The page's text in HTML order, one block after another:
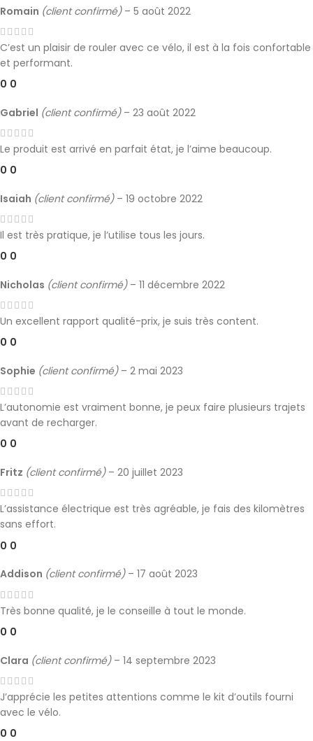
Romain (client confirmé) – 5 août 2022
C’est un plaisir de rouler avec ce vélo, il est à la fois confortable
et performant.
0 0
Gabriel (client confirmé) – 23 août 2022
Le produit est arrivé en parfait état, je l’aime beaucoup.
0 0
Isaiah (client confirmé) – 19 octobre 2022
Il est très pratique, je l’utilise tous les jours.
0 0
Nicholas (client confirmé) – 11 décembre 2022
Un excellent rapport qualité-prix, je suis très content.
0 0
Sophie (client confirmé) – 2 mai 2023
L’autonomie est vraiment bonne, je peux faire plusieurs trajets
avant de recharger.
0 0
Fritz (client confirmé) – 20 juillet 2023
L’assistance électrique est très agréable, je fais des kilomètres
sans effort.
0 0
Addison (client confirmé) – 17 août 2023
Très bonne qualité, je le conseille à tout le monde.
0 0
Clara (client confirmé) – 14 septembre 2023
J’apprécie les petites attentions comme le kit d’outils fourni
avec le vélo.
0 0